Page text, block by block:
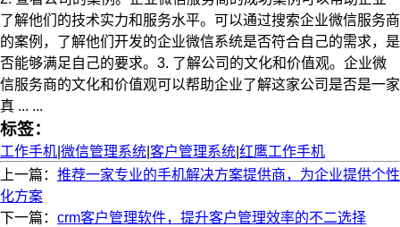
了解他们的技术实力和服务水平。可以通过搜索企业微信服务商
的案例，了解他们开发的企业微信系统是否符合自己的需求，是
否能够满足自己的要求。3. 了解公司的文化和价值观。企业微
信服务商的文化和价值观可以帮助企业了解这家公司是否是一家
真 ... ...
标签：
工作手机 微信管理系统 客户管理系统 红鹰工作手机
上一篇： 推荐一家专业的手机解决方案提供商，为企业提供个性
化方案
下一篇： crm客户管理软件，提升客户管理效率的不二选择